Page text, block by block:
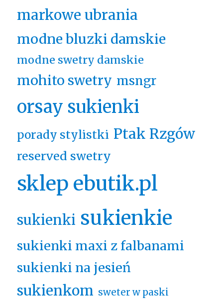
markowe ubrania
modne bluzki damskie
modne swetry damskie
mohito swetry msngr
orsay sukienki
porady stylistki Ptak Rzgów
reserved swetry
sklep ebutik.pl
sukienki sukienkie
sukienki maxi z falbanami
sukienki na jesień
sukienkom sweter w paski